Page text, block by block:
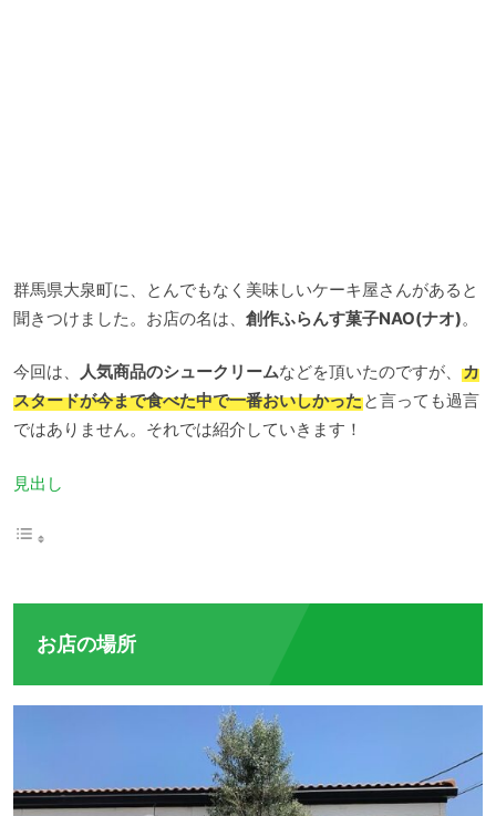
群馬県大泉町に、とんでもなく美味しいケーキ屋さんがあると
聞きつけました。お店の名は、 創作ふらんす菓子NAO(ナオ)。
今回は、 人気商品のシュークリームなどを頂いたのですが、 カ
スタードが今まで食べた中で一番おいしかったと言っても過言
ではありません。それでは紹介していきます！
見出し
お店の場所